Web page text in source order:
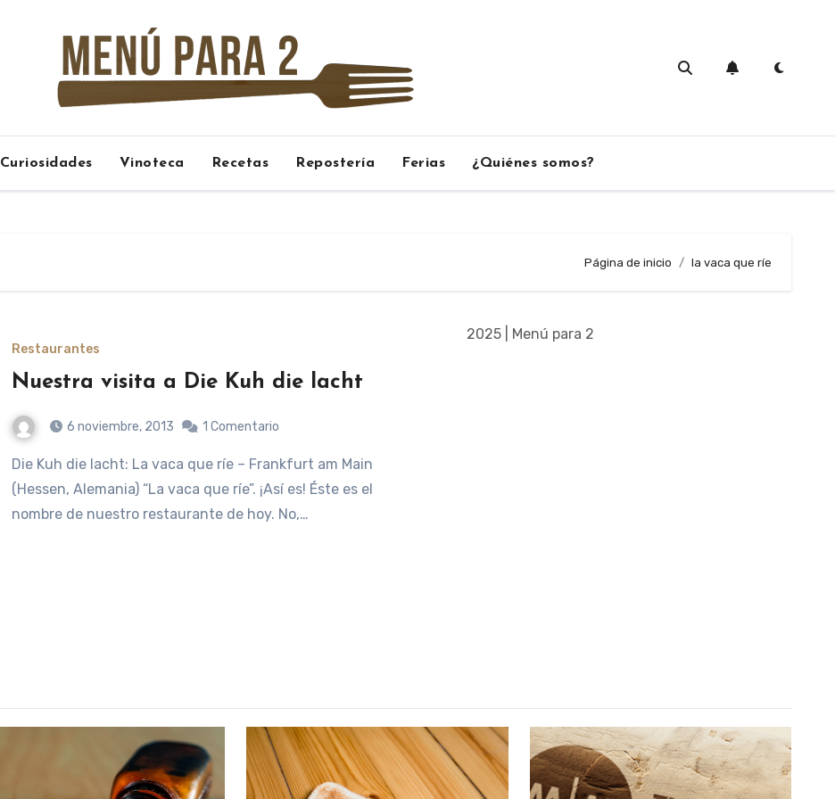
Curiosidades Vinoteca Recetas Repostería Ferias ¿Quiénes somos?
Página de inicio la vaca que ríe
Restaurantes
Nuestra visita a Die Kuh die lacht
6 noviembre, 2013 1 Comentario
Die Kuh die lacht: La vaca que ríe – Frankfurt am Main
(Hessen, Alemania) “La vaca que ríe”. ¡Así es! Éste es el
nombre de nuestro restaurante de hoy. No,…
2025 | Menú para 2